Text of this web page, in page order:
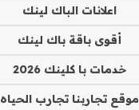
اعلانات الباك لينك
أقوى باقة باك لينك
خدمات با كلينك 2026
موقع تجاربنا تجارب الحياه